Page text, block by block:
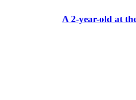
A 2-year-old at